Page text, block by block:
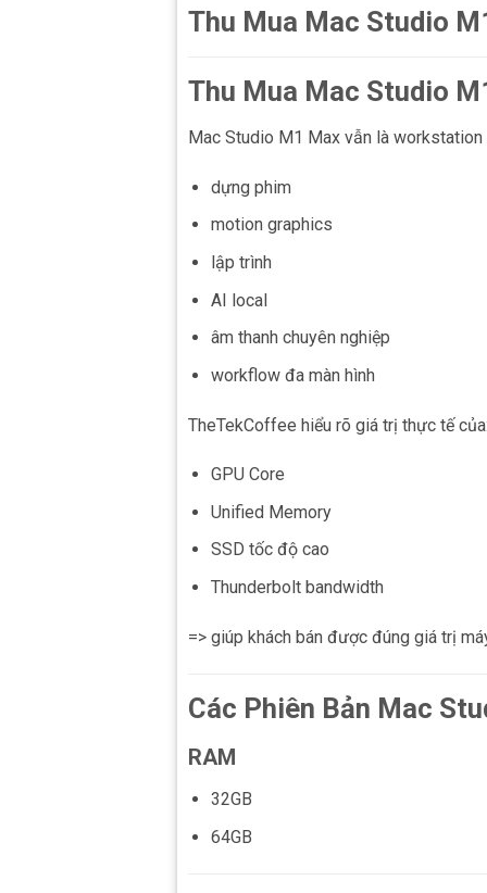
Thu Mua Mac Studio
Thu Mua Mac Studio
Mac Studio M1 Max vẫn là
dựng phim
motion graphics
lập trình
AI local
âm thanh chuyên nghiệp
workflow đa màn hình
TheTekCoffee hiểu rõ giá trị thực tế của:
GPU Core
Unified Memory
SSD tốc độ cao
Thunderbolt bandwidth
=> giúp khách bán được đúng giá trị
Các Phiên Bản Mac
RAM
32GB
64GB